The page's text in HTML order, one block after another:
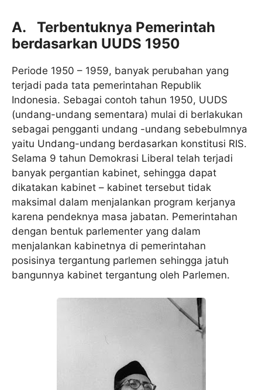
A. Terbentuknya Pemerintah
berdasarkan UUDS 1950
Periode 1950 – 1959, banyak perubahan yang
terjadi pada tata pemerintahan Republik
Indonesia. Sebagai contoh tahun 1950, UUDS
(undang-undang sementara) mulai di berlakukan
sebagai pengganti undang -undang sebebulmnya
yaitu Undang-undang berdasarkan konstitusi RIS.
Selama 9 tahun Demokrasi Liberal telah terjadi
banyak pergantian kabinet, sehingga dapat
dikatakan kabinet – kabinet tersebut tidak
maksimal dalam menjalankan program kerjanya
karena pendeknya masa jabatan. Pemerintahan
dengan bentuk parlementer yang dalam
menjalankan kabinetnya di pemerintahan
posisinya tergantung parlemen sehingga jatuh
bangunnya kabinet tergantung oleh Parlemen.